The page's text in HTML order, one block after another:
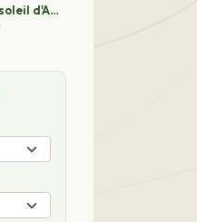
Nouvel an sous le soleil d'Aix en Provence